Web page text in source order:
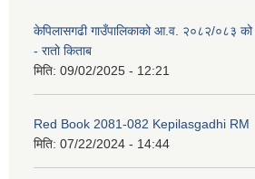
केपिलासगढी गाउँपालिकाको आ.व. २०८२/०८३ को
- रातो किताब
मिति: 09/02/2025 - 12:21
Red Book 2081-082 Kepilasgadhi RM
मिति: 07/22/2024 - 14:44